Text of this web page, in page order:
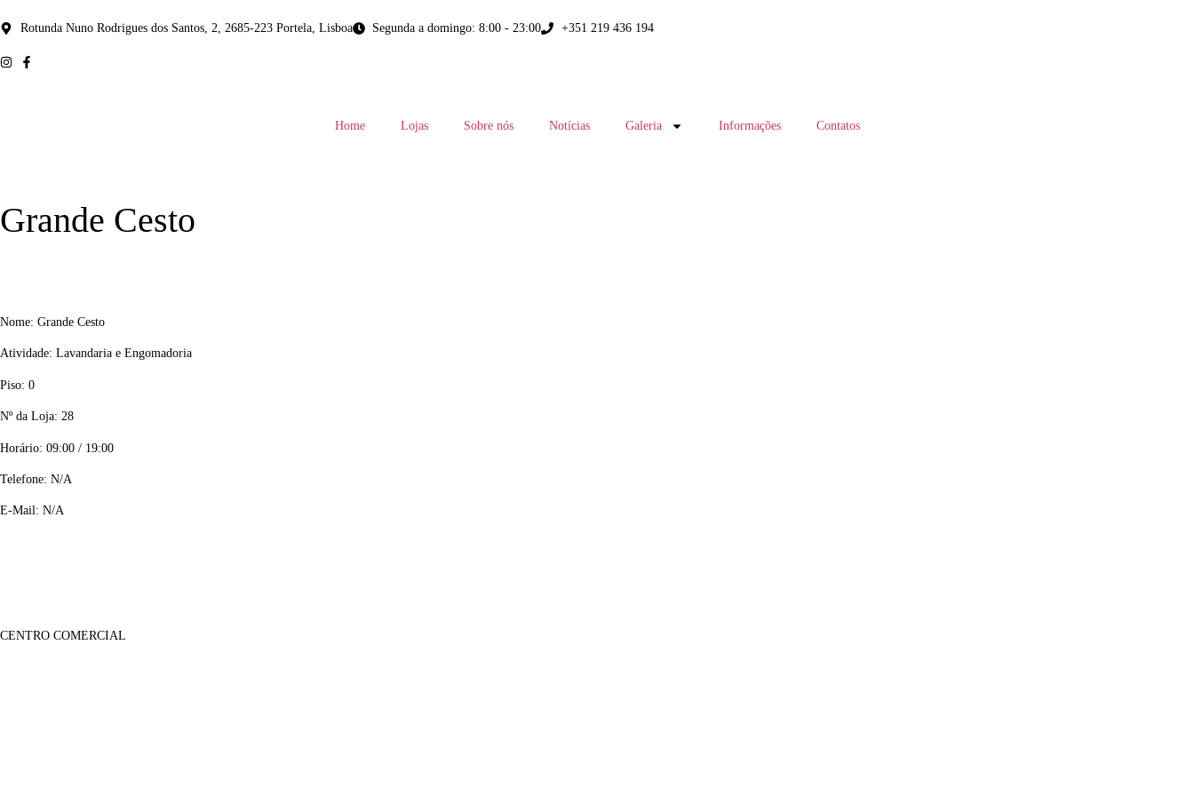
Rotunda Nuno Rodrigues dos Santos, 2, 2685-223 Portela, Lisboa Segunda a domingo: 8:00 - 23:00 +351 219 436 194
Home Lojas Sobre nós Notícias Galeria Informações Contatos
Grande Cesto
Nome: Grande Cesto
Atividade: Lavandaria e Engomadoria
Piso: 0
Nº da Loja: 28
Horário: 09:00 / 19:00
Telefone: N/A
E-Mail: N/A
CENTRO COMERCIAL